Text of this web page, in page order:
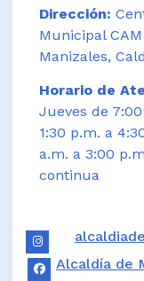
Dirección:
Municipal
Manizales,
Horario de
Jueves de
1:30 p.m. a
a.m. a 3:00
continua
Alcaldía de